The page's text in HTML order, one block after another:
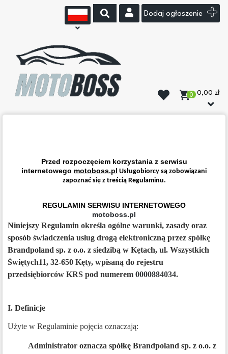
Dodaj ogłoszenie
0 0,00 zł
Przed rozpoczęciem korzystania z serwisu
internetowego motoboss.pl Usługobiorcy są zobowiązani
zapoznać się z treścią Regulaminu.
REGULAMIN SERWISU INTERNETOWEGO
motoboss.pl
Niniejszy Regulamin określa ogólne warunki, zasady oraz
sposób świadczenia usług drogą elektroniczną przez spółkę
Brandpoland sp. z o.o. z siedzibą w Kętach, ul. Wszystkich
Świętych11, 32-650 Kęty, wpisaną do rejestru
przedsiębiorców KRS pod numerem 0000884034.
I. Definicje
Użyte w Regulaminie pojęcia oznaczają:
Administrator oznacza spółkę Brandpoland sp. z o.o. z